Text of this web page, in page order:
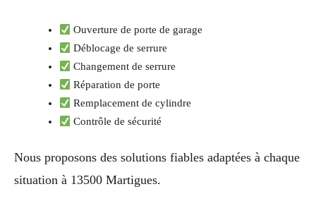
Ouverture de porte de garage
Déblocage de serrure
Changement de serrure
Réparation de porte
Remplacement de cylindre
Contrôle de sécurité
Nous proposons des solutions fiables adaptées à chaque
situation à 13500 Martigues.